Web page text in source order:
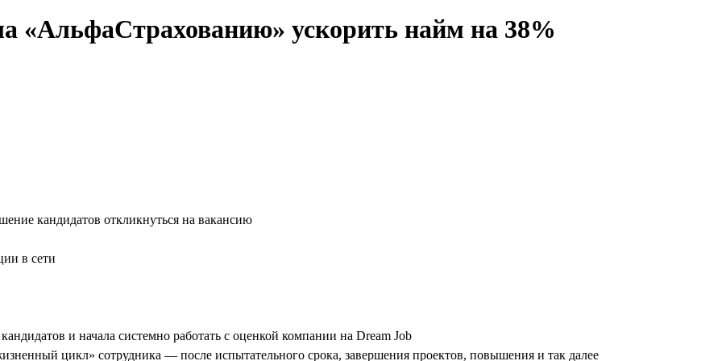
«АльфаСтрахованию» ускорить найм на 38%
кандидатов откликнуться на вакансию
в сети
и начала системно работать с оценкой компании на Dream Job
цикл» сотрудника — после испытательного срока, завершения проектов, повышения и так далее